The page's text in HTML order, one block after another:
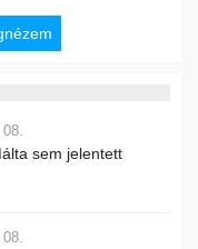
sem jelentett